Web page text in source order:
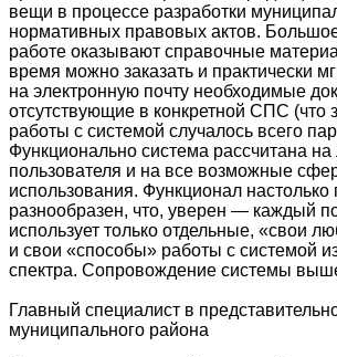
вещи в процессе разработки
нормативных правовых актов.
работе оказывают справочные
время можно заказать и практически
на электронную почту необходимые
отсутствующие в конкретной СПС (что
работы с системой случалось всего
Функционально система рассчитана
пользователя и на все возможные
использования. Функционал настолько
разнообразен, что, уверен — каждый
использует только отдельные, «свои
и свои «способы» работы с системой
спектра. Сопровождение системы
Главный специалист в
муниципального района